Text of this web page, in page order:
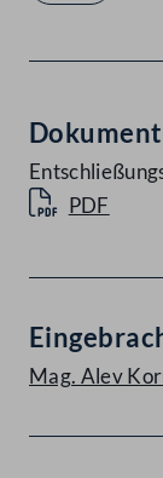
PDF
Mag. Alev